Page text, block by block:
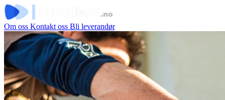
Om oss Kontakt oss Bli leverandør